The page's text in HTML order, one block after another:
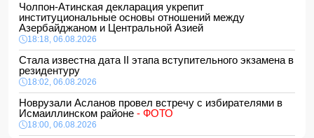
Чолпон-Атинская декларация укрепит
институциональные основы отношений между
Азербайджаном и Центральной Азией
18:18, 06.08.2026
Стала известна дата II этапа вступительного экзамена в
резидентуру
18:02, 06.08.2026
Новрузали Асланов провел встречу с избирателями в
Исмаиллинском районе - ФОТО
18:00, 06.08.2026